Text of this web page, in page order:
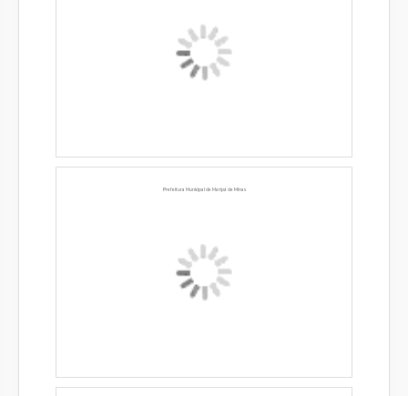
Prefeitura Municipal de Maripá de Minas